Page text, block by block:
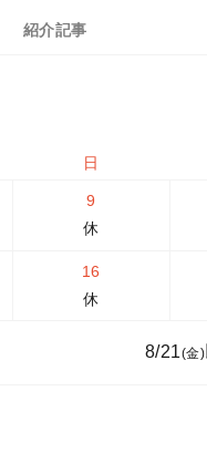
紹介記事
日
9
休
16
休
8/21(金)